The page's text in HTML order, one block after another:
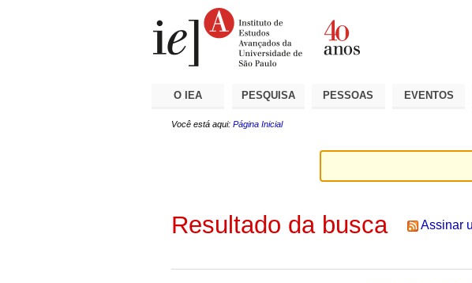
O IEA PESQUISA PESSOAS EVENTOS
Você está aqui: Página Inicial
Resultado da busca Assinar